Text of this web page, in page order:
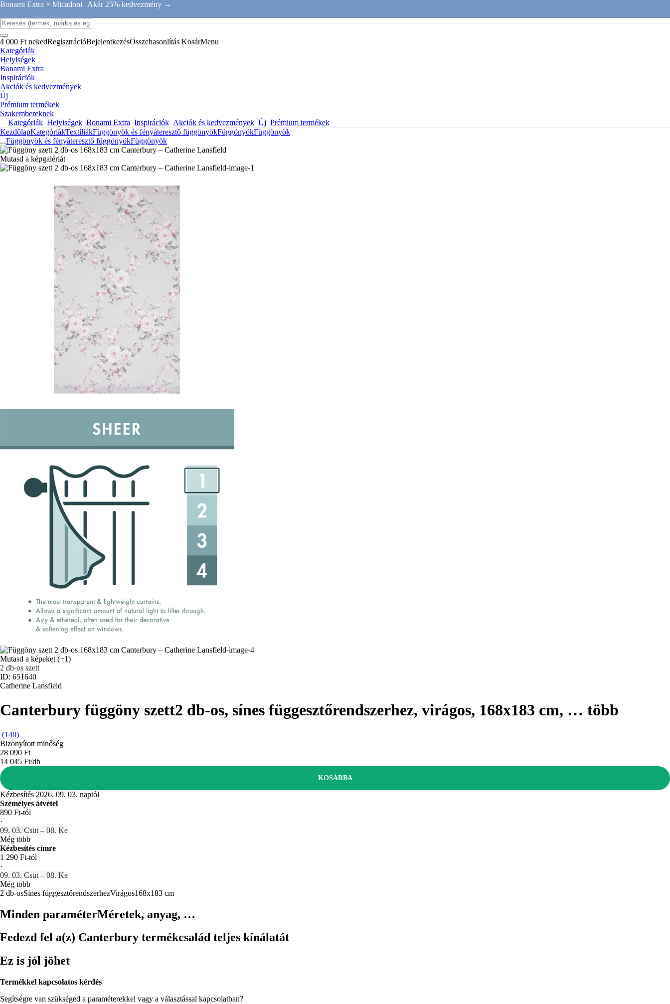
Bonami Extra × Micadoni | Akár 25% kedvezmény →
4 000 Ft nekedRegisztrációBejelentkezésÖsszehasonlítás KosárMenu
Kategóriák
Helyiségek
Bonami Extra
Inspirációk
Akciók és kedvezmények
Új
Prémium termékek
Szakembereknek
Kategóriák Helyiségek Bonami Extra Inspirációk Akciók és kedvezmények Új Prémium termékek
KezdőlapKategóriákTextíliákFüggönyök és fényáteresztő függönyökFüggönyökFüggönyök
...Függönyök és fényáteresztő függönyökFüggönyök
Mutasd a képgalériát
Mutasd a képeket (+1)
2 db-os szett
ID: 651640
Catherine Lansfield
Canterbury függöny szett2 db-os, sínes függesztőrendszerhez, virágos, 168x183 cm, … több
(140)
Bizonyított minőség
28 090 Ft
14 045 Ft/db
KOSÁRBA
Kézbesítés 2026. 09. 03. naptól
Személyes átvétel
890 Ft-tól
·
09. 03. Csüt – 08. Ke
Még több
Kézbesítés címre
1 290 Ft-tól
·
09. 03. Csüt – 08. Ke
Még több
2 db-osSínes függesztőrendszerhezVirágos168x183 cm
Minden paraméterMéretek, anyag, …
Fedezd fel a(z) Canterbury termékcsalád teljes kínálatát
Ez is jól jöhet
Termékkel kapcsolatos kérdés
Segítségre van szükséged a paraméterekkel vagy a választással kapcsolatban?